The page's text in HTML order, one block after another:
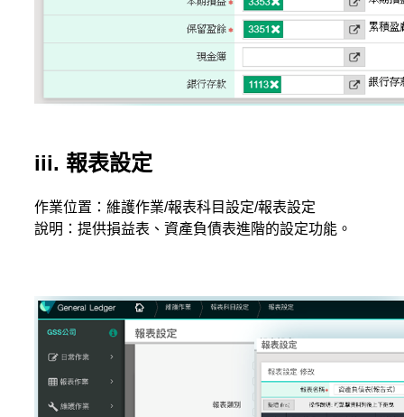
iii. 報表設定
作業位置：維護作業/報表科目設定/報表設定
說明：提供損益表、資產負債表進階的設定功能。